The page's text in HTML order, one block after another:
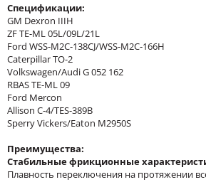
Спецификации:
GM Dexron IIIH
ZF TE-ML 05L/09L/21L
Ford WSS-M2C-138CJ/WSS-M2C-166H
Caterpillar TO-2
Volkswagen/Audi G 052 162
RBAS TE-ML 09
Ford Mercon
Allison C-4/TES-389B
Sperry Vickers/Eaton M2950S
Преимущества:
Стабильные фрикционные
Плавность переключения на протяжении